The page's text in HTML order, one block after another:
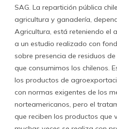
SAG. La repartición pública
agricultura y ganadería,
Agricultura, está reteniendo el
a un estudio realizado con
sobre presencia de residuos
que consumimos los chilenos.
los productos de
con normas exigentes de los
norteamericanos, pero el
que reciben los productos que